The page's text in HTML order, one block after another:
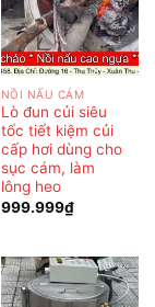
NỒI NẤU CÁM
Lò đun củi siêu
tốc tiết kiệm củi
cấp hơi dùng cho
sục cám, làm
lông heo
999.999₫